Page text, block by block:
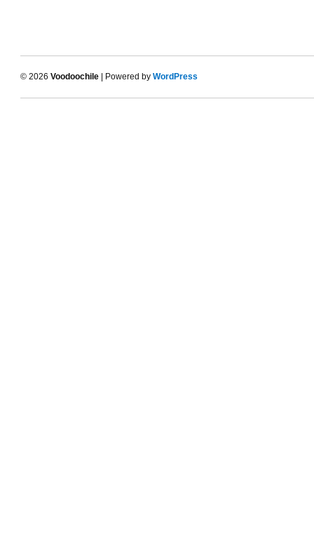
© 2026 Voodoochile | Powered by WordPress